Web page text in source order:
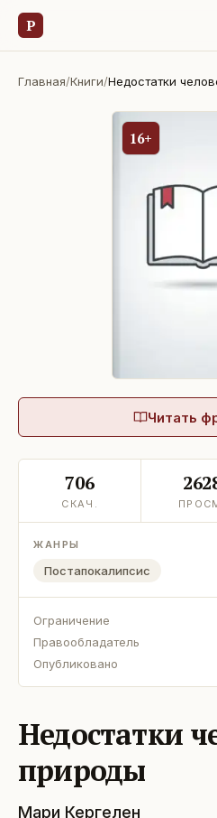
Р
Главная/Книги/Недостатки
16+
Читать
706
СКАЧ.
ЖАНРЫ
Постапокалипсис
Ограничение
Правообладатель
Опубликовано
Недостатки
природы
Мари Кергелен